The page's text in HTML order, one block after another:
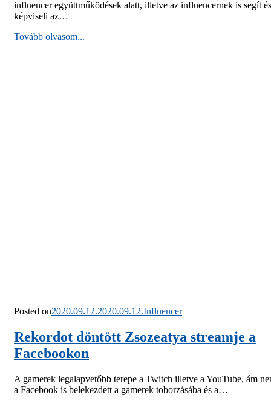
influencer együttműködések alatt, illetve az influencernek is segít és
képviseli az…
Tovább olvasom...
Posted on2020.09.12.2020.09.12.Influencer
Rekordot döntött Zsozeatya streamje a
Facebookon
A gamerek legalapvetőbb terepe a Twitch illetve a YouTube, ám
a Facebook is belekezdett a gamerek toborzásába és a…